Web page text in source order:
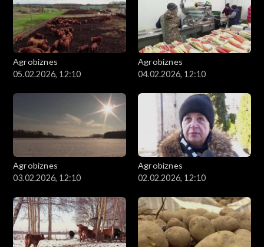
Agrobiznes
05.02.2026, 12:10
Agrobiznes
04.02.2026, 12:10
Agrobiznes
03.02.2026, 12:10
Agrobiznes
02.02.2026, 12:10